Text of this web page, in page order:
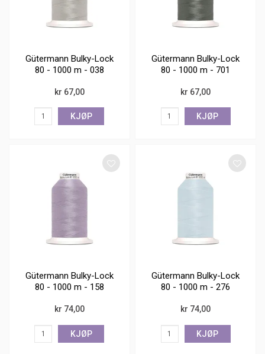
Gütermann Bulky-Lock
80 - 1000 m - 038
kr 67,00
KJØP
Gütermann Bulky-Lock
80 - 1000 m - 701
kr 67,00
KJØP
Gütermann Bulky-Lock
80 - 1000 m - 158
kr 74,00
KJØP
Gütermann Bulky-Lock
80 - 1000 m - 276
kr 74,00
KJØP